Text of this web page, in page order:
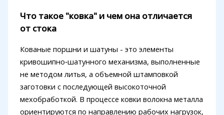
Что такое "ковка" и чем она отличается
от стока
Кованые поршни и шатуны - это элементы
кривошипно‑шатунного механизма, выполненные
не методом литья, а объемной штамповкой
заготовки с последующей высокоточной
мехобработкой. В процессе ковки волокна металла
ориентируются по направлению рабочих нагрузок,